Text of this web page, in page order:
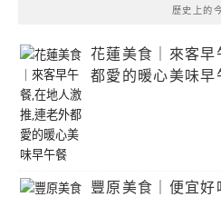
歷史上的
花蓮美食｜來客
都愛的暖心美味早
豐原美食｜便宜